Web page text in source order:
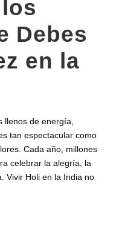
Debes
en la
llenos de energía,
tan espectacular como
Cada año, millones
celebrar la alegría, la
Vivir Holi en la India no